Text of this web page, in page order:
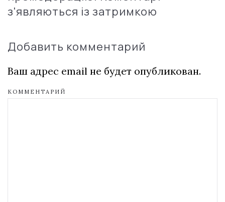
з'являються із затримкою
Добавить комментарий
Ваш адрес email не будет опубликован.
КОММЕНТАРИЙ